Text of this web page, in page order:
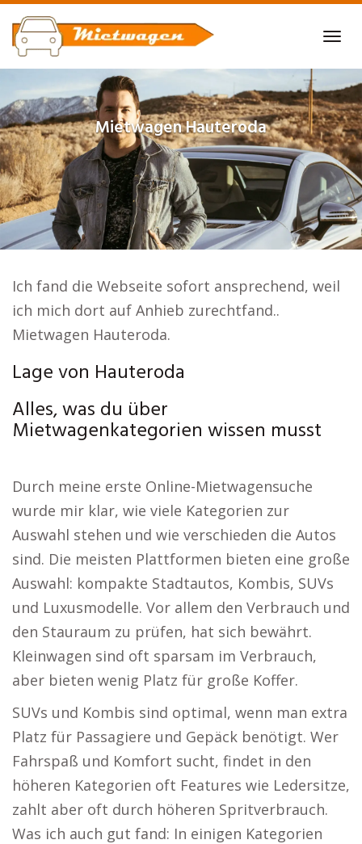
Skip
to
main
content
MietwagenHauteroda
Ich fand die Webseite sofort ansprechend, weil
ich mich dort auf Anhieb zurechtfand..
Mietwagen Hauteroda.
Lage von Hauteroda
Alles, was du über
Mietwagenkategorien wissen musst
Durch meine erste Online-Mietwagensuche
wurde mir klar, wie viele Kategorien zur
Auswahl stehen und wie verschieden die Autos
sind. Die meisten Plattformen bieten eine große
Auswahl: kompakte Stadtautos, Kombis, SUVs
und Luxusmodelle. Vor allem den Verbrauch und
den Stauraum zu prüfen, hat sich bewährt.
Kleinwagen sind oft sparsam im Verbrauch,
aber bieten wenig Platz für große Koffer.
SUVs und Kombis sind optimal, wenn man extra
Platz für Passagiere und Gepäck benötigt. Wer
Fahrspaß und Komfort sucht, findet in den
höheren Kategorien oft Features wie Ledersitze,
zahlt aber oft durch höheren Spritverbrauch.
Was ich auch gut fand: In einigen Kategorien